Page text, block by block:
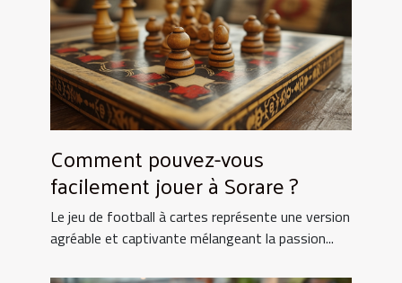
Comment pouvez-vous
facilement jouer à Sorare ?
Le jeu de football à cartes représente une version
agréable et captivante mélangeant la passion...